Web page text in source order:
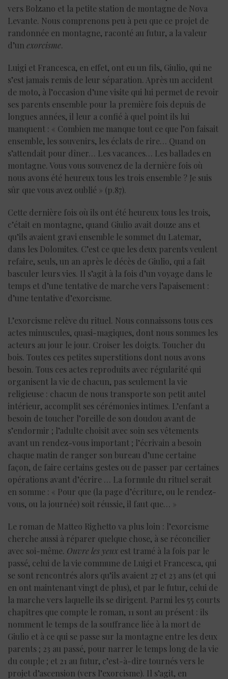
vers Bolzano et la petite station de montagne de Nova
Levante. Nous comprenons peu à peu que ce projet de
randonnée en montagne, raconté au futur, a la valeur
d’un exorcisme.
Luigi et Francesca, en effet, ont eu un fils, Giulio, qui ne
s’est jamais remis de leur séparation. Après un accident
de moto, à l’occasion d’une visite qui lui permet de revoir
ses parents ensemble pour la première fois depuis de
longues années, il leur a confié à quel point ils lui
manquent : « Combien me manque tout ce que l’on faisait
ensemble, les souvenirs, les éclats de rire… Quand on
s’attendait pour dîner… Les vacances… Les ballades en
montagne. Vous vous souvenez de la dernière fois où
nous avons été heureux tous les trois ensemble ? Je suis
sûr que vous avez oublié » (p.87).
Cette dernière fois où ils ont été heureux tous les trois,
c’était en montagne, quand Giulio avait douze ans et
qu’ils avaient gravi ensemble le sommet du Latemar,
dans les Dolomites. C’est ce que les deux parents veulent
refaire, seuls, un an après le décès de Giulio, qui a fait
basculer leurs vies. Il s’agit à la fois d’un voyage dans le
temps et d’une tentative de marche vers l’apaisement :
d’une tentative d’exorcisme.
L’exorcisme relève du rituel. Nous connaissons tous ces
actes minuscules, quasi-magiques, dont nous sommes les
acteurs au jour le jour. Croiser les doigts. Toucher du
bois. Toutes ces petites superstitions dont nous avons
besoin. Tous ces actes reproduits avec régularité qui
organisent la vie de chacun, pas seulement la vie
religieuse : chacun de nous transporte son petit autel
intérieur, accomplit ses cérémonies intimes. L’enfant a
besoin de toucher l’oreille de son doudou avant de
s’endormir ; l’adulte choisit avec soin ses vêtements
avant un rendez-vous important ; l’écrivain a besoin
chaque matin de ranger son bureau d’une certaine
façon, de faire certains gestes ou de passer par certaines
opérations avant d’écrire … La formule du rituel serait
en somme : « Pour que (la page d’écriture, ou le rendez-
vous, ou la journée) soit réussie, il faut que… »
Le roman de Matteo Righetto va plus loin : l’exorcisme
cherche aussi à réparer quelque chose, à se réconcilier
avec soi-même. Ouvre les yeux est tramé à la fois par le
passé, celui de la vie commune de Luigi et Francesca, qui
se sont rencontrés alors qu’ils avaient 27 et 23 ans (et qui
en ont maintenant vingt de plus), et par le futur, celui de
la marche vers laquelle ils se dirigent. Parmi les 55 courts
chapitres que compte le roman, 11 sont au présent : ils
nomment le temps de la souffrance liée à la mort de
Giulio et à ce qui se passe sur la montagne entre les deux
parents ; 23 au passé, pour narrer le temps long de la vie
du couple ; et 21 au futur, c’est-à-dire tournés vers le
projet d’ascension (vers l’exorcisme). Il s’agit, en